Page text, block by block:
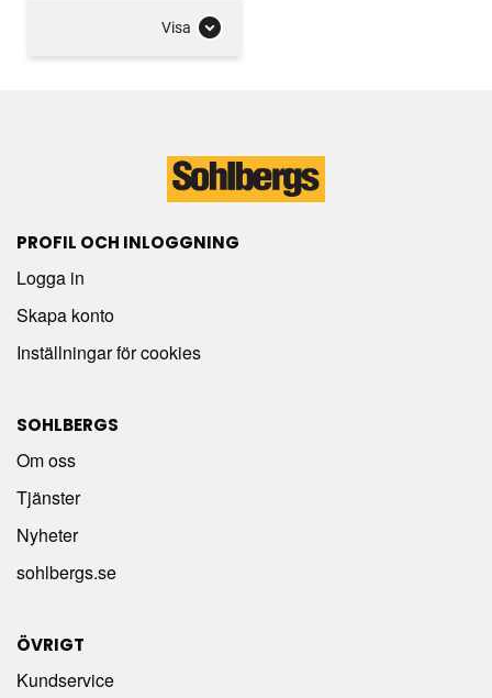
Visa
PROFIL OCH INLOGGNING
Logga in
Skapa konto
Inställningar för cookies
SOHLBERGS
Om oss
Tjänster
Nyheter
sohlbergs.se
ÖVRIGT
Kundservice